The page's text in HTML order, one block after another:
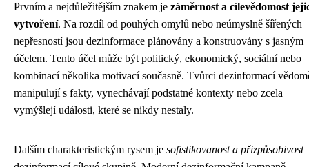
Prvním a nejdůležitějším znakem je záměrnost a cílevědomost
vytvoření. Na rozdíl od pouhých omylů nebo neúmyslně šířených
nepřesností jsou dezinformace plánovány a konstruovány s jasným
účelem. Tento účel může být politický, ekonomický, sociální nebo
kombinací několika motivací současně. Tvůrci dezinformací
manipulují s fakty, vynechávají podstatné kontexty nebo zcela
vymýšlejí události, které se nikdy nestaly.
Dalším charakteristickým rysem je sofistikovanost a přizpůsobivost